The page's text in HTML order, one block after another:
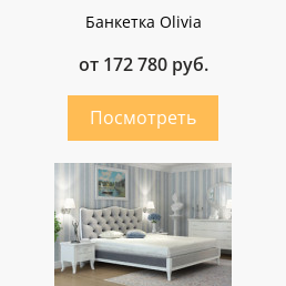
Банкетка Olivia
от 172 780 руб.